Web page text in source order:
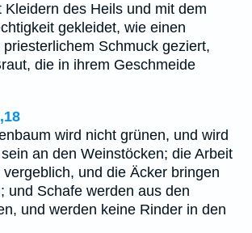
Kleidern des Heils und mit dem
gekleidet, wie einen
Schmuck geziert,
die in ihrem Geschmeide
wird nicht grünen, und wird
an den Weinstöcken; die Arbeit
und die Äcker bringen
und Schafe werden aus den
und werden keine Rinder in den